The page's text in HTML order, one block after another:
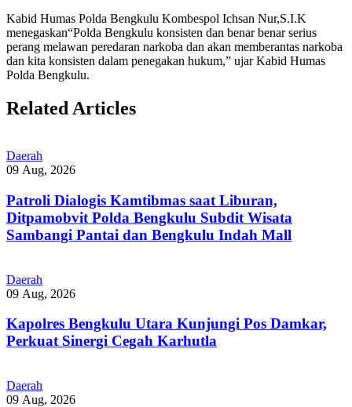
Kabid Humas Polda Bengkulu Kombespol Ichsan Nur,S.I.K
menegaskan“Polda Bengkulu konsisten dan benar benar serius
perang melawan peredaran narkoba dan akan memberantas narkoba
dan kita konsisten dalam penegakan hukum,” ujar Kabid Humas
Polda Bengkulu.
Related Articles
Daerah
09 Aug, 2026
Patroli Dialogis Kamtibmas saat Liburan,
Ditpamobvit Polda Bengkulu Subdit Wisata
Sambangi Pantai dan Bengkulu Indah Mall
Daerah
09 Aug, 2026
Kapolres Bengkulu Utara Kunjungi Pos Damkar,
Perkuat Sinergi Cegah Karhutla
Daerah
09 Aug, 2026